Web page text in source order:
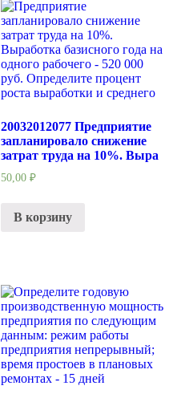
20032012077 Предприятие
запланировало снижение
затрат труда на 10%. Выра
50,00 ₽
В корзину